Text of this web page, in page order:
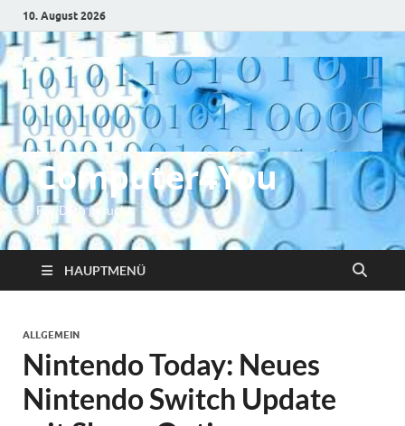
10. August 2026
Computer4You
Für Dich gesucht
HAUPTMENÜ
ALLGEMEIN
Nintendo Today: Neues
Nintendo Switch Update